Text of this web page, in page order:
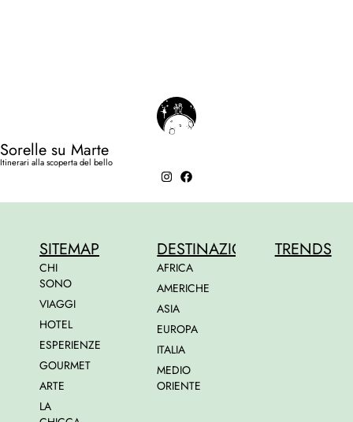
Sorelle su Marte
Itinerari alla scoperta del bello
SITEMAP
CHI
SONO
VIAGGI
HOTEL
ESPERIENZE
GOURMET
ARTE
LA
DESTINAZIONI
AFRICA
AMERICHE
ASIA
EUROPA
ITALIA
MEDIO
ORIENTE
TRENDS